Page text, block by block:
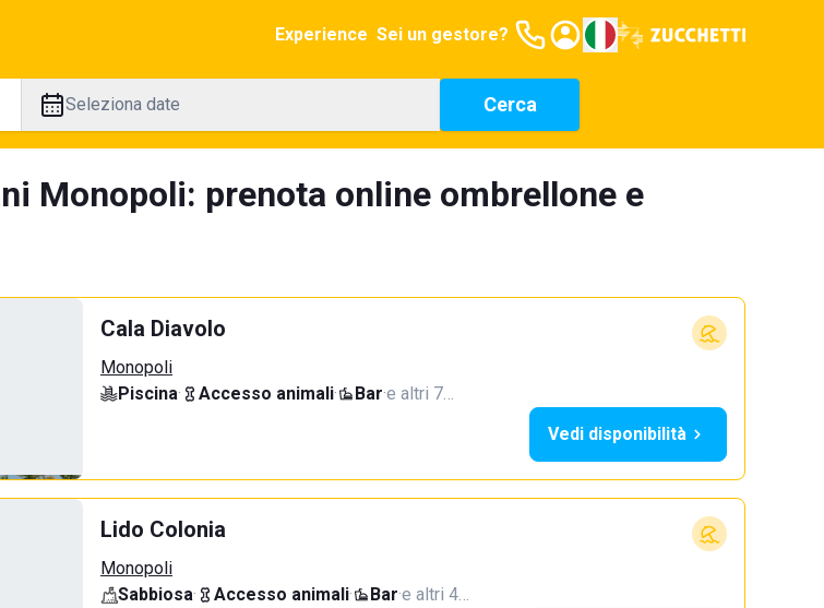
Experience Sei un gestore?
Seleziona date Cerca
Monopoli: prenota online ombrellone e
Cala Diavolo
Monopoli
Piscina· Accesso animali· Bar·e altri 7…
Vedi disponibilità
Lido Colonia
Monopoli
Sabbiosa· Accesso animali· Bar·e altri 4…